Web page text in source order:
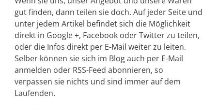
gut finden, dann teilen sie doch. Auf jeder Seite und
unter jedem Artikel befindet sich die Möglichkeit
direkt in Google +, Facebook oder Twitter zu teilen,
oder die Infos direkt per E-Mail weiter zu leiten.
Selber können sie sich im Blog auch per E-Mail
anmelden oder RSS-Feed abonnieren, so
verpassen sie nichts und sind immer auf dem
Laufenden.